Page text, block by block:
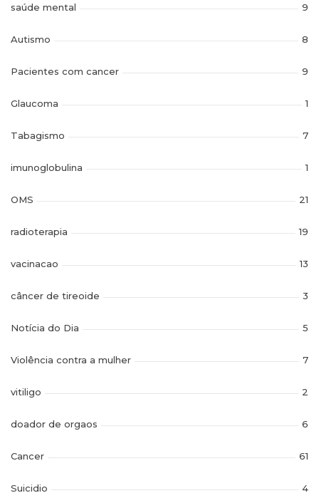
saúde mental 9
Autismo 8
Pacientes com cancer 9
Glaucoma 1
Tabagismo 7
imunoglobulina 1
OMS 21
radioterapia 19
vacinacao 13
câncer de tireoide 3
Notícia do Dia 5
Violência contra a mulher 7
vitiligo 2
doador de orgaos 6
Cancer 61
Suicidio 4